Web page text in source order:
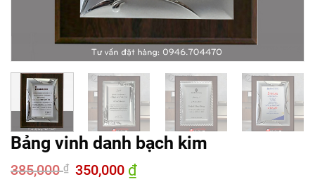
Bảng vinh danh bạch kim
385,000₫
Giá
gốc
350,000 ₫Giá